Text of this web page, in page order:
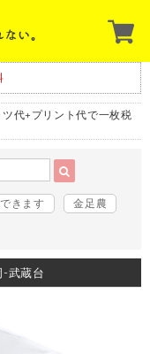
代+プリント代で一枚税
きます
金足農
武蔵台